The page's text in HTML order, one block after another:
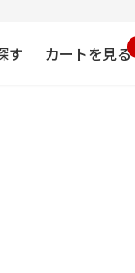
す カートを見る